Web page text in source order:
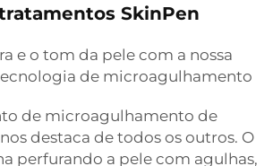
SkinPen
e o tom da pele com a nossa
de microagulhamento
de microagulhamento de
destaca de todos os outros. O
perfurando a pele com agulhas,